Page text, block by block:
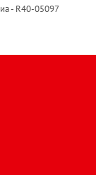
- R40-05097